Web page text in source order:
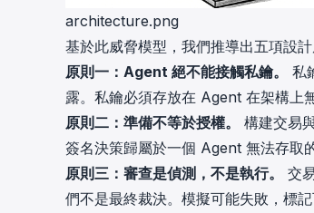
architecture.png
基於此威脅模型，我們推導出五項設計
原則一：Agent 絕不能接觸私鑰。
私
露。私鑰必須存放在 Agent 在架構上
原則二：準備不等於授權。
構建交易
簽名決策歸屬於一個 Agent 無法存取
原則三：審查是偵測，不是執行。
交
們不是最終裁決。模擬可能失敗，標